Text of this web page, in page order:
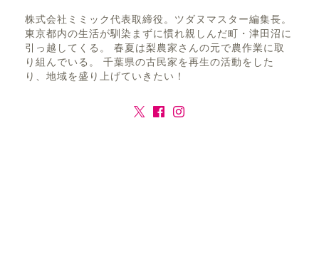
株式会社ミミック代表取締役。ツダヌマスター編集長。
東京都内の生活が馴染まずに慣れ親しんだ町・津田沼に
引っ越してくる。 春夏は梨農家さんの元で農作業に取
り組んでいる。 千葉県の古民家を再生の活動をした
り、地域を盛り上げていきたい！